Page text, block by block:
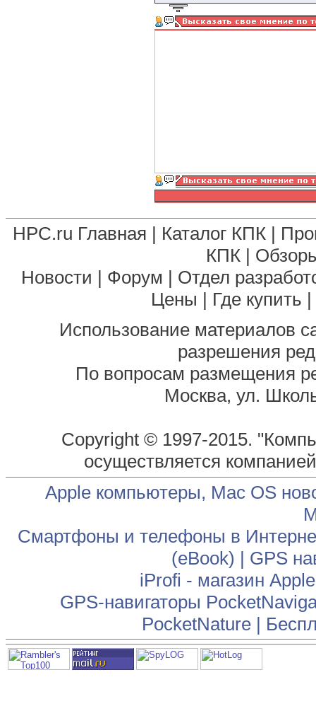
HPC.ru Главная | Каталог КПК |
КПК |
Новости | Форум | Отдел
Цены | Где купить |
Использование материалов
разрешения
По вопросам размещения
Москва, ул.
Copyright © 1997-2015.
осуществляется
Apple компьютеры, Mac OS
Смартфоны и телефоны в
(eBook) | GPS
iProfi - магазин
GPS-навигаторы
PocketNature|